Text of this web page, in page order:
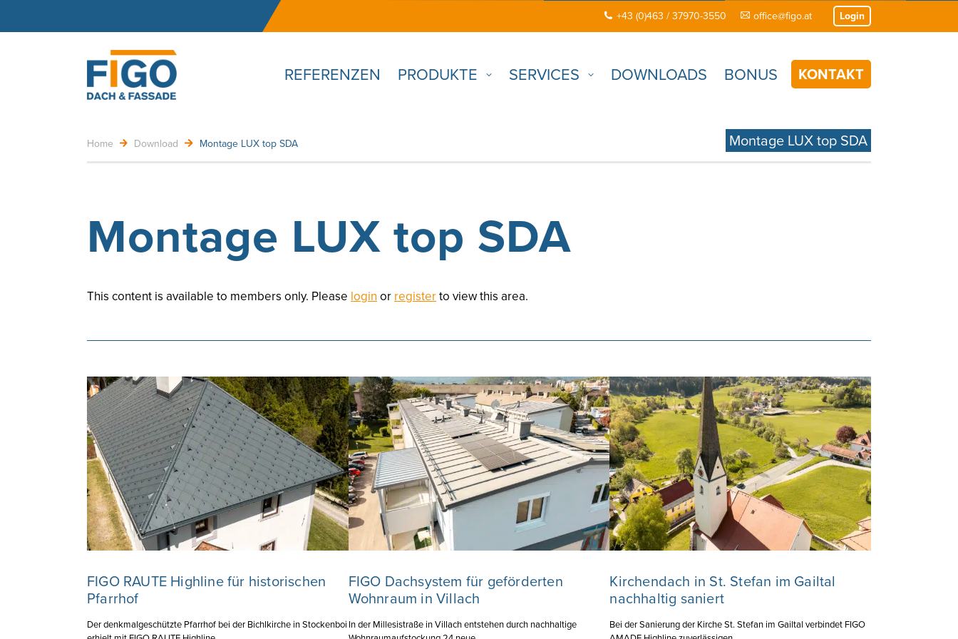
+43 (0)463 / 37970-3550 office@figo.at Login
REFERENZEN PRODUKTE SERVICES DOWNLOADS BONUS KONTAKT
Home Download Montage LUX top SDA Montage LUX top SDA
Montage LUX top SDA
This content is available to members only. Please loginorregisterto view this area.
FIGO RAUTE Highline für historischen
Pfarrhof
Der denkmalgeschützte Pfarrhof bei der Bichlkirche in Stockenboi
FIGO Dachsystem für geförderten
Wohnraum in Villach
In der Millesistraße in Villach entstehen durch nachhaltige
Kirchendach in St. Stefan im Gailtal
nachhaltig saniert
Bei der Sanierung der Kirche St. Stefan im Gailtal verbindet FIGO